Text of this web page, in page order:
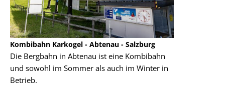
- Salzburg
Kombibahn
im Winter in
Garmisch-Partenkirchen
Garmisch-Partenkirchen ist ohne Frage einer
der Hauptorte in Deutschland für den Urlaub